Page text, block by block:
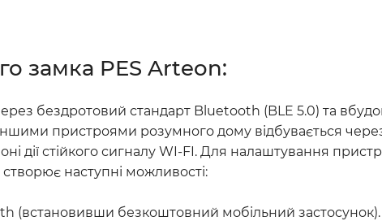
замка PES Arteon:
бездротовий стандарт Bluetooth (BLE 5.0) та
пристроями розумного дому відбувається
дії стійкого сигналу WI-FI. Для налаштування
наступні можливості:
(встановивши безкоштовний мобільний застосунок).